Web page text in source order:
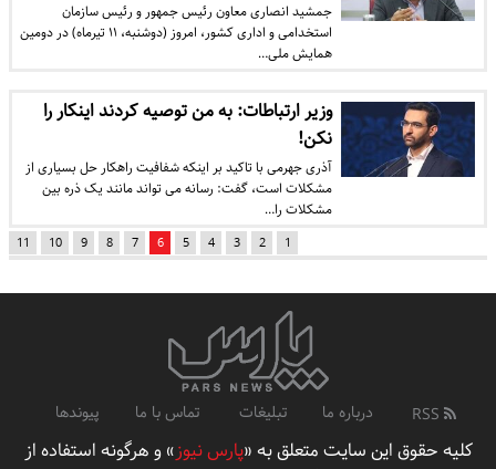
جمشید انصاری معاون رئیس جمهور و رئیس سازمان
استخدامی و اداری کشور، امروز (دوشنبه، ۱۱ تیرماه) در دومین
همایش ملی…
وزیر ارتباطات: به من توصیه کردند اینکار را
نکن!
آذری جهرمی با تاکید بر اینکه شفافیت راهکار حل بسیاری از
مشکلات است، گفت: رسانه می تواند مانند یک ذره بین
مشکلات را…
1
2
3
4
5
6
7
8
9
10
11
درباره ما تبلیغات تماس با ما پیوندها
کلیه حقوق این سایت متعلق به «پارس نیوز» و هرگونه استفاده از